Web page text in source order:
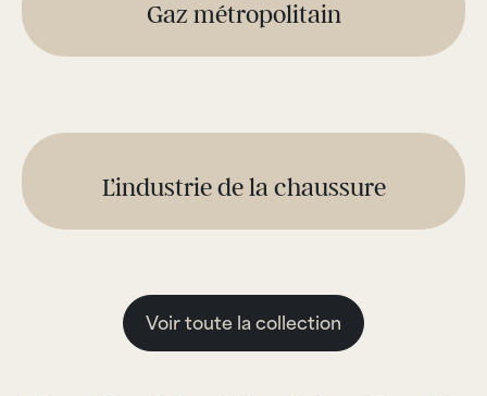
Gaz métropolitain
L’industrie de la chaussure
Voir toute la collection